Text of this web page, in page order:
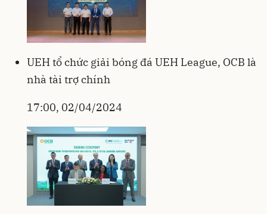
UEH tổ chức giải bóng đá UEH League, OCB là
nhà tài trợ chính
17:00, 02/04/2024